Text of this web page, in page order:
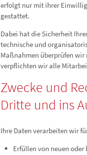
erfolgt nur mit ihrer
gestattet.
Dabei hat die Sicherheit
technische und
Maßnahmen überprüfen wir
verpflichten wir alle
Zwecke und
Dritte und ins
Ihre Daten verarbeiten wir
Erfüllen von neuen